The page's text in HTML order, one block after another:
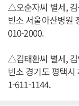
△오순자씨 별세, 김
빈소 서울아산병원
010-2000.
△김태환씨 별세, 김
빈소 경기도 평택시
1-611-1144.